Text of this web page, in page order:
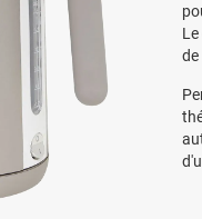
Le
de